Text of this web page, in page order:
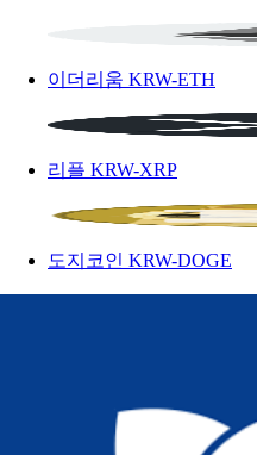
이더리움 KRW-ETH
리플 KRW-XRP
도지코인 KRW-DOGE